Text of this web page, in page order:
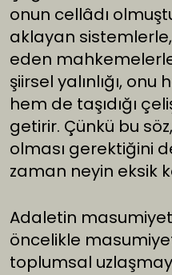
onun cellâdı
aklayan
eden
şiirsel yalınlığı, onu
hem de taşıdığı
getirir. Çünkü bu
olması gerektiğini
zaman neyin eksik
Adaletin
öncelikle
toplumsal